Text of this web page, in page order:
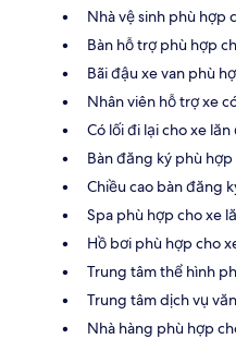
Nhà vệ sinh phù hợp
Bàn hỗ trợ phù hợp
Bãi đậu xe van phù
Nhân viên hỗ trợ xe
Có lối đi lại cho xe
Bàn đăng ký phù hợp
Chiều cao bàn đăng
Spa phù hợp cho xe
Hồ bơi phù hợp cho
Trung tâm thể hình
Trung tâm dịch vụ
Nhà hàng phù hợp